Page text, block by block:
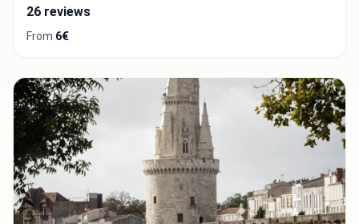
26 reviews
From 6€